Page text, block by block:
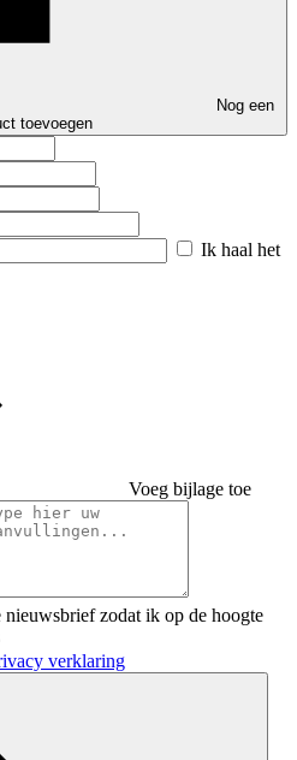
Nog een
toevoegen
Ik haal het
Voeg bijlage toe
zodat ik op de hoogte
verklaring